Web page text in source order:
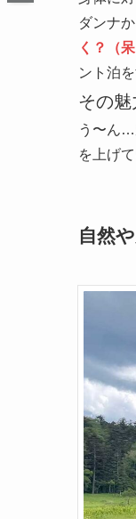
ダンナ
く？（呆
ント泊
その魅
う〜ん…
を上げ
自然